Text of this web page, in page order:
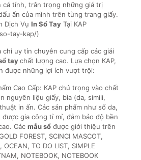
cá tính, trân trọng những giá trị
ấn của mình trên từng trang giấy.
Dịch Vụ In Sổ TayTại KAP
tay-kap/)
chỉ uy tín chuyên cung cấp các giải
taychất lượng cao. Lựa chọn KAP,
được những lợi ích vượt trội:
Cao Cấp: KAP chú trọng vào chất
nguyên liệu giấy, bìa (da, simili,
in ấn. Các sản phẩm như sổ da,
gia công tỉ mỉ, đảm bảo độ bền
Các mẫu sổđược giới thiệu trên
FOREST, SCINCI MASCOT,
OCEAN, TO DO LIST, SIMPLE
NOTEBOOK, NOTEBOOK